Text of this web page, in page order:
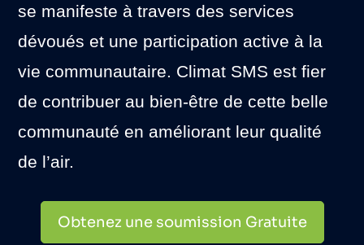
se manifeste à travers des services
dévoués et une participation active à la
vie communautaire. Climat SMS est fier
de contribuer au bien-être de cette belle
communauté en améliorant leur qualité
de l’air.
Obtenez une soumission Gratuite